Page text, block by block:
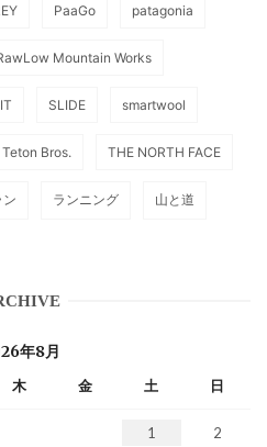
PaaGo patagonia
Mountain Works
SLIDE smartwool
Teton Bros. THE NORTH FACE
ン ランニング 山と道
年8月
木 金 土 日
1 2